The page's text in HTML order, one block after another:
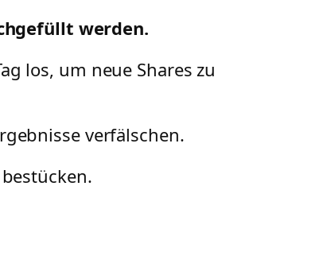
werden.
los, um neue Shares zu
verfälschen.